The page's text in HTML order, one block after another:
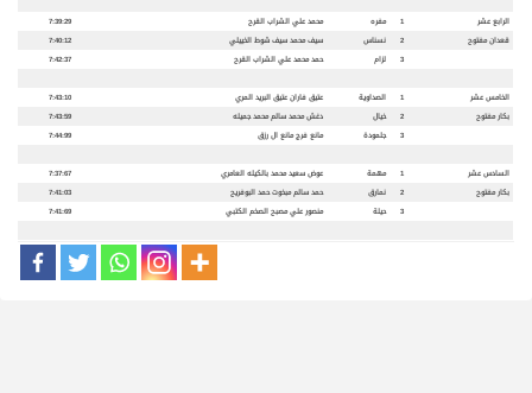
الرابع عشر 1 مفره محمد علي الشراب القرح
7:39:29
قعدانمفتوح 2 نسناس سيف محمد سيف شوط الخييلي
7:40:12
3
لزام حمد محمد علي الشراب القرح 7:42:37
الخامس عشر 1 الصداوية عتيق فاران عتيق البريد المري
7:43:10
بكارمفتوح 2 خيال دغش محمد سالم محمد جميله
7:43:59
3
جلمودة مانع فرج مانع ال رزق 7:44:99
السادس عشر 1 مهمة عوض سعيد محمد بالكيله العامري
7:37:67
بكارمفتوح 2 نمارق حمد سالم مبخوت حمد البوفريح
7:41:03
3
حيلة منصور علي مصبح الصخم الكتبي 7:41:69